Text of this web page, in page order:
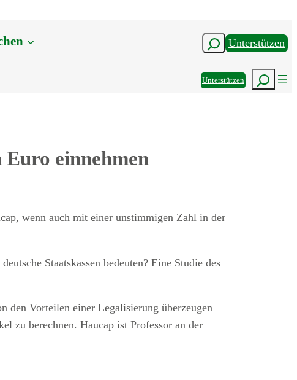
SuchenUnterstützen
UnterstützenSuchen
einnehmen
wenn auch mit einer unstimmigen Zahl in der
Staatskassen bedeuten? Eine Studie des
den Vorteilen einer Legalisierung überzeugen
zu berechnen. Haucap ist Professor an der